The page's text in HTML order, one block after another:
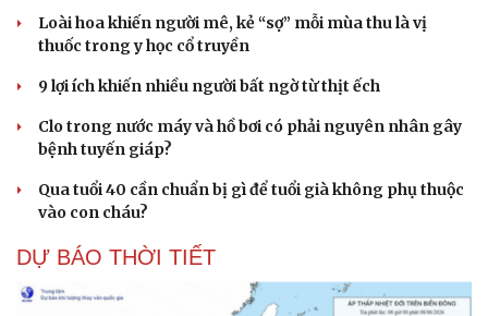
Loài hoa khiến người mê, kẻ “sợ” mỗi mùa thu là vị
thuốc trong y học cổ truyền
9 lợi ích khiến nhiều người bất ngờ từ thịt ếch
Clo trong nước máy và hồ bơi có phải nguyên nhân gây
bệnh tuyến giáp?
Qua tuổi 40 cần chuẩn bị gì để tuổi già không phụ thuộc
vào con cháu?
DỰ BÁO THỜI TIẾT